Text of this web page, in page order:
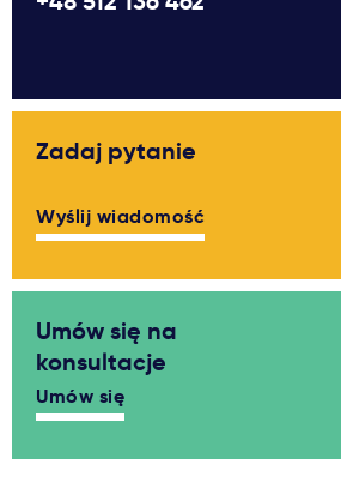
Zadaj pytanie
Wyślij wiadomość
Umów się na
konsultacje
Umów się